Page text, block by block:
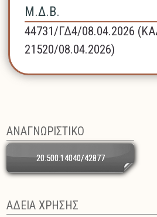
Μ.Δ.Β.
44731/ΓΔ4/08.04.2026
21520/08.04.2026)
ΑΝΑΓΝΩΡΙΣΤΙΚΟ
20.500.14040/42877
ΑΔΕΙΑ ΧΡΗΣΗΣ